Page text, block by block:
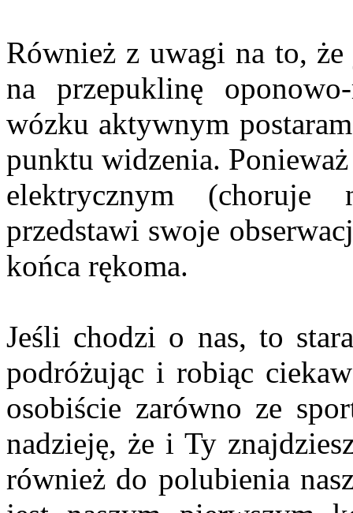
Również z uwagi na to,
na przepuklinę
wózku aktywnym
punktu widzenia.
elektrycznym
przedstawi swoje
końca rękoma.
Jeśli chodzi o nas, to
podróżując i robiąc
osobiście zarówno ze
nadzieję, że i Ty
również do polubienia